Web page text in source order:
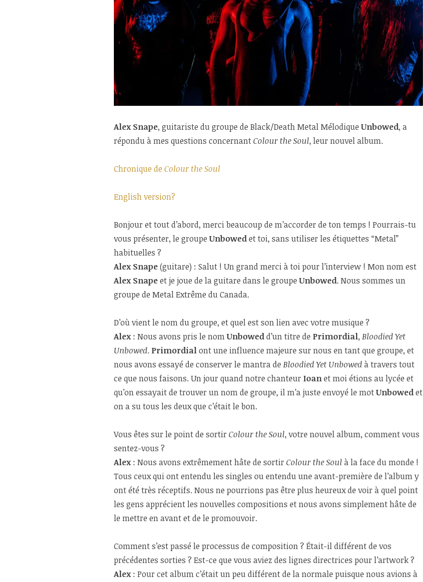
Alex Snape, guitariste du groupe de Black/Death Metal Mélodique Unbowed, a
répondu à mes questions concernantColour the Soul, leur nouvel album.
Chronique de Colour the Soul
English version?
Bonjour et tout d’abord, merci beaucoup de m’accorder de ton temps ! Pourrais-tu
vous présenter, le groupe Unbowedet toi, sans utiliser les étiquettes “Metal”
habituelles ?
Alex Snape(guitare) : Salut ! Un grand merci à toi pour l’interview ! Mon nom est
Alex Snapeet je joue de la guitare dans le groupe Unbowed. Nous sommes un
groupe de Metal Extrême du Canada.
D’où vient le nom du groupe, et quel est son lien avec votre musique ?
Alex : Nous avons pris le nomUnbowedd’un titre de Primordial, Bloodied Yet
Unbowed. Primordialont une influence majeure sur nous en tant que groupe, et
nous avons essayé de conserver le mantra de Bloodied Yet Unbowedà travers tout
ce que nous faisons. Un jour quand notre chanteur Ioanet moi étions au lycée et
qu’on essayait de trouver un nom de groupe, il m’a juste envoyé le motUnbowedet
on a su tous les deux que c’était le bon.
Vous êtes sur le point de sortir Colour the Soul, votre nouvel album, comment vous
sentez-vous ?
Alex : Nous avons extrêmement hâte de sortir Colour the Soul à la face du monde !
Tous ceux qui ont entendu les singles ou entendu une avant-première de l’album y
ont été très réceptifs. Nous ne pourrions pas être plus heureux de voir à quel point
les gens apprécient les nouvelles compositions et nous avons simplement hâte de
le mettre en avant et de le promouvoir.
Comment s’est passé le processus de composition ? Était-il différent de vos
précédentes sorties ? Est-ce que vous aviez des lignes directrices pour l’artwork ?
Alex : Pour cet album c’était un peu différent de la normale puisque nous avions à